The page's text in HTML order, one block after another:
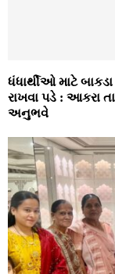
ધંધાર્થીઓ માટે
રાખવા પડે : આકરા
અનુભવે